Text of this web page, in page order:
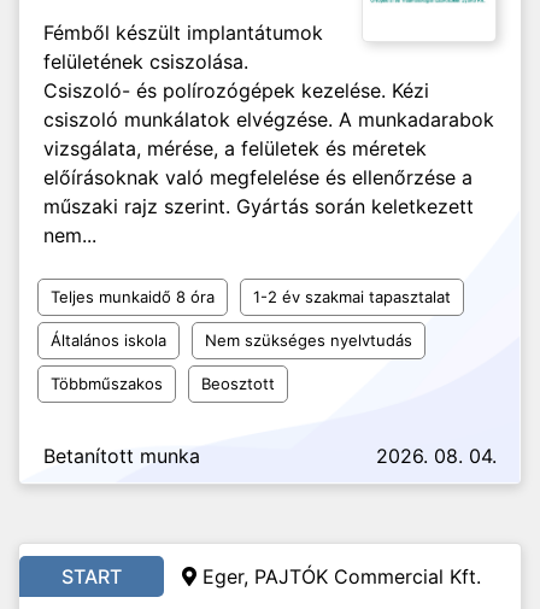
Fémből készült implantátumok
felületének csiszolása.
Csiszoló- és polírozógépek kezelése. Kézi
csiszoló munkálatok elvégzése. A munkadarabok
vizsgálata, mérése, a felületek és méretek
előírásoknak való megfelelése és ellenőrzése a
műszaki rajz szerint. Gyártás során keletkezett
nem...
Teljes munkaidő 8 óra 1-2 év szakmai tapasztalat
Általános iskola Nem szükséges nyelvtudás
Többműszakos Beosztott
Betanított munka 2026. 08. 04.
START Eger, PAJTÓK Commercial Kft.